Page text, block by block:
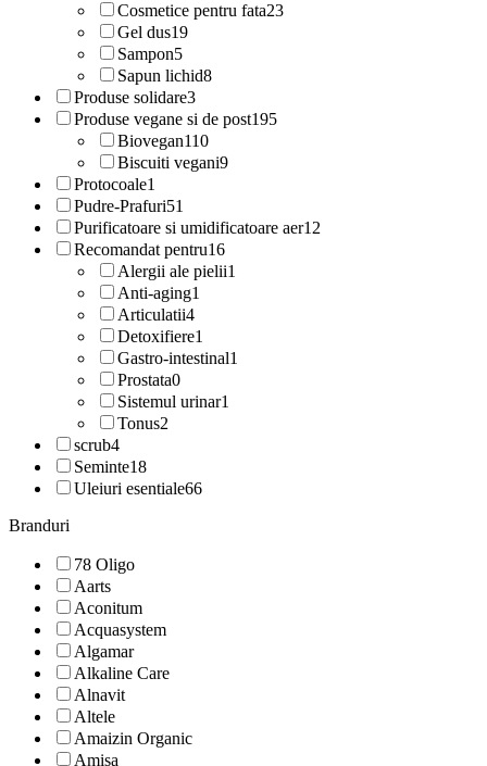
Cosmetice pentru fata23
Gel dus19
Sampon5
Sapun lichid8
Produse solidare3
Produse vegane si de post195
Biovegan110
Biscuiti vegani9
Protocoale1
Pudre-Prafuri51
Purificatoare si umidificatoare aer12
Recomandat pentru16
Alergii ale pielii1
Anti-aging1
Articulatii4
Detoxifiere1
Gastro-intestinal1
Prostata0
Sistemul urinar1
Tonus2
scrub4
Seminte18
Uleiuri esentiale66
Branduri
78 Oligo
Aarts
Aconitum
Acquasystem
Algamar
Alkaline Care
Alnavit
Altele
Amaizin Organic
Amisa